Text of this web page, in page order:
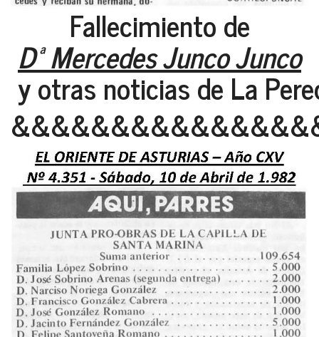
Fallecimiento de
Dª Mercedes Junco Junco
y otras noticias de La